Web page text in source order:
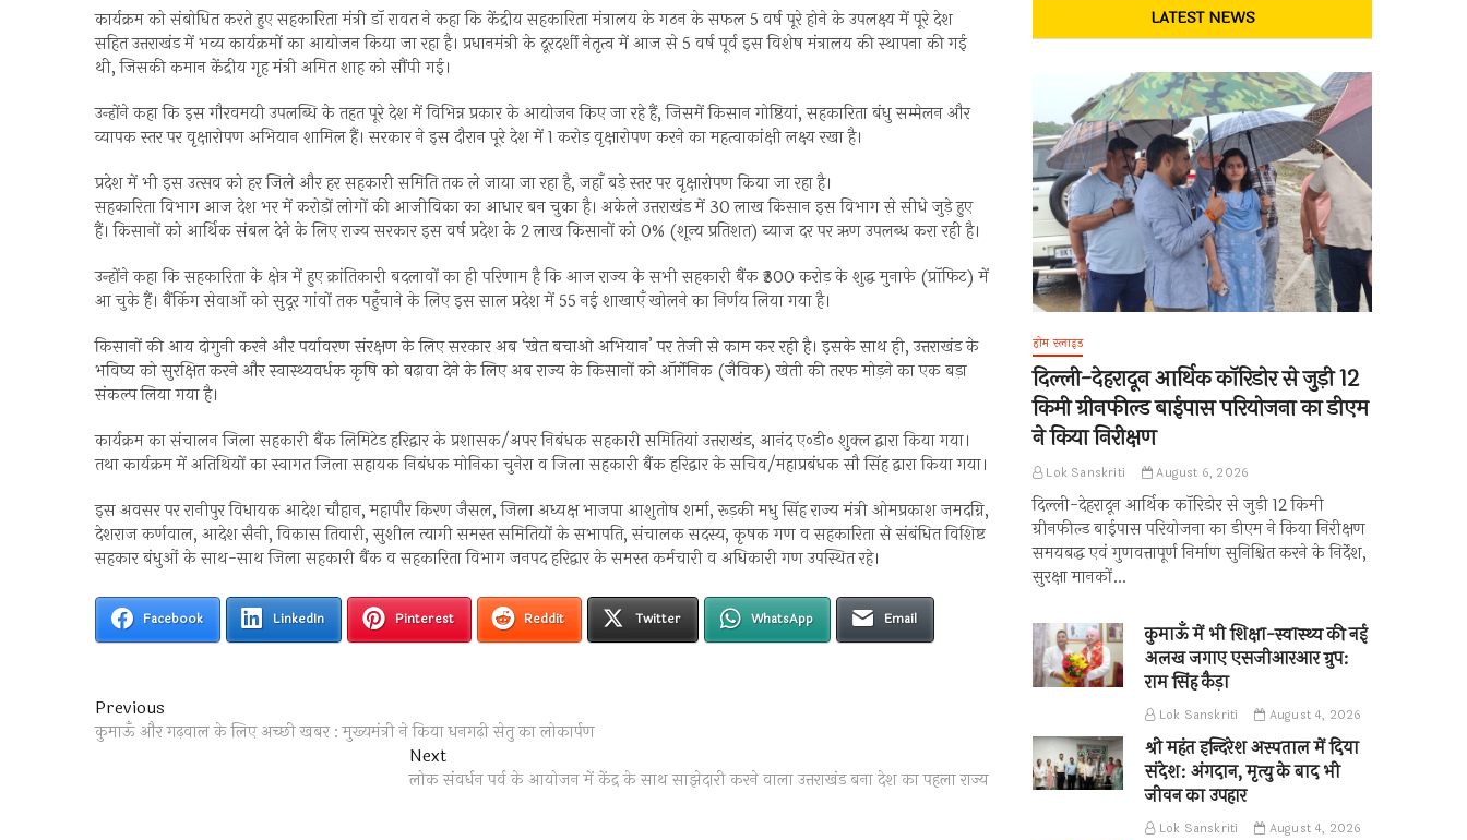
कार्यक्रम को संबोधित करते हुए सहकारिता मंत्री डॉ रावत ने कहा कि केंद्रीय सहकारिता मंत्रालय के गठन के सफल 5 वर्ष पूरे होने के उपलक्ष्य में पूरे देश
सहित उत्तराखंड में भव्य कार्यक्रमों का आयोजन किया जा रहा है। प्रधानमंत्री के दूरदर्शी नेतृत्व में आज से 5 वर्ष पूर्व इस विशेष मंत्रालय की स्थापना की गई
थी, जिसकी कमान केंद्रीय गृह मंत्री अमित शाह को सौंपी गई।
उन्होंने कहा कि इस गौरवमयी उपलब्धि के तहत पूरे देश में विभिन्न प्रकार के आयोजन किए जा रहे हैं, जिसमें किसान गोष्ठियां, सहकारिता बंधु सम्मेलन और
व्यापक स्तर पर वृक्षारोपण अभियान शामिल हैं। सरकार ने इस दौरान पूरे देश में 1 करोड़ वृक्षारोपण करने का महत्वाकांक्षी लक्ष्य रखा है।
प्रदेश में भी इस उत्सव को हर जिले और हर सहकारी समिति तक ले जाया जा रहा है, जहाँ बड़े स्तर पर वृक्षारोपण किया जा रहा है।
सहकारिता विभाग आज देश भर में करोड़ों लोगों की आजीविका का आधार बन चुका है। अकेले उत्तराखंड में 30 लाख किसान इस विभाग से सीधे जुड़े हुए
हैं। किसानों को आर्थिक संबल देने के लिए राज्य सरकार इस वर्ष प्रदेश के 2 लाख किसानों को 0% (शून्य प्रतिशत) ब्याज दर पर ऋण उपलब्ध करा रही है।
उन्होंने कहा कि सहकारिता के क्षेत्र में हुए क्रांतिकारी बदलावों का ही परिणाम है कि आज राज्य के सभी सहकारी बैंक ₹300 करोड़ के शुद्ध मुनाफे (प्रॉफिट) में
आ चुके हैं। बैंकिंग सेवाओं को सुदूर गांवों तक पहुँचाने के लिए इस साल प्रदेश में 55 नई शाखाएँ खोलने का निर्णय लिया गया है।
किसानों की आय दोगुनी करने और पर्यावरण संरक्षण के लिए सरकार अब ‘खेत बचाओ अभियान’ पर तेजी से काम कर रही है। इसके साथ ही, उत्तराखंड के
भविष्य को सुरक्षित करने और स्वास्थ्यवर्धक कृषि को बढ़ावा देने के लिए अब राज्य के किसानों को ऑर्गेनिक (जैविक) खेती की तरफ मोड़ने का एक बड़ा
संकल्प लिया गया है।
कार्यक्रम का संचालन जिला सहकारी बैंक लिमिटेड हरिद्वार के प्रशासक/अपर निबंधक सहकारी समितियां उत्तराखंड, आनंद ए०डी० शुक्ल द्वारा किया गया।
तथा कार्यक्रम में अतिथियों का स्वागत जिला सहायक निबंधक मोनिका चुनेरा व जिला सहकारी बैंक हरिद्वार के सचिव/महाप्रबंधक सौ सिंह द्वारा किया गया।
इस अवसर पर रानीपुर विधायक आदेश चौहान, महापौर किरण जैसल, जिला अध्यक्ष भाजपा आशुतोष शर्मा, रूड़की मधु सिंह राज्य मंत्री ओमप्रकाश जमदग्नि,
देशराज कर्णवाल, आदेश सैनी, विकास तिवारी, सुशील त्यागी समस्त समितियों के सभापति, संचालक सदस्य, कृषक गण व सहकारिता से संबंधित विशिष्ट
सहकार बंधुओं के साथ-साथ जिला सहकारी बैंक व सहकारिता विभाग जनपद हरिद्वार के समस्त कर्मचारी व अधिकारी गण उपस्थित रहे।
Facebook LinkedIn Pinterest Reddit Twitter WhatsApp Email
Post
navigation
Previous
post:
कुमाऊँ और गढ़वाल के लिए अच्छी खबर : मुख्यमंत्री ने किया धनगढ़ी सेतु का लोकार्पण
NextNext
post:
लोक संवर्धन पर्व के आयोजन में केंद्र के साथ साझेदारी करने वाला उत्तराखंड बना देश का पहला राज्य
LATEST NEWS
होम स्लाइड
दिल्ली-देहरादून आर्थिक कॉरिडोर से जुड़ी 12
किमी ग्रीनफील्ड बाईपास परियोजना का डीएम
ने किया निरीक्षण
Lok Sanskriti August 6, 2026
दिल्ली-देहरादून आर्थिक कॉरिडोर से जुड़ी 12 किमी
ग्रीनफील्ड बाईपास परियोजना का डीएम ने किया निरीक्षण
समयबद्ध एवं गुणवत्तापूर्ण निर्माण सुनिश्चित करने के निर्देश,
सुरक्षा मानकों…
कुमाऊँ में भी शिक्षा-स्वास्थ्य की नई
अलख जगाए एसजीआरआर ग्रुप:
राम सिंह कैड़ा
Lok Sanskriti August 4, 2026
श्री महंत इन्दिरेश अस्पताल में दिया
संदेश: अंगदान, मृत्यु के बाद भी
जीवन का उपहार
Lok Sanskriti August 4, 2026